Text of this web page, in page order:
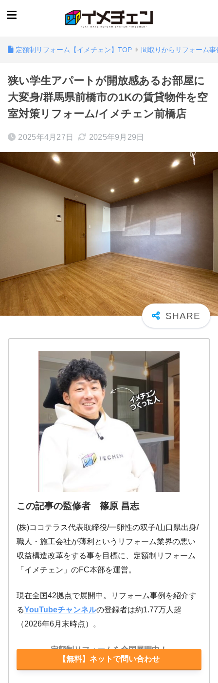
定額制リフォーム【イメチェン】TOP 間取りからリフォーム事
狭い学生アパートが開放感あるお部屋に
大変身/群馬県前橋市の1Kの賃貸物件を空
室対策リフォーム/イメチェン前橋店
2025年4月27日 2025年9月29日
この記事の監修者 篠原 昌志
(株)ココテラス代表取締役/一卵性の双子/山口県出身/
職人・施工会社が薄利というリフォーム業界の悪い
収益構造改革をする事を目標に、定額制リフォーム
「イメチェン」のFC本部を運営。
現在全国42拠点で展開中。リフォーム事例を紹介す
るYouTubeチャンネルの登録者は約1.77万人超
（2026年6月末時点）。
定額制リフォームを全国展開中！
【無料】ネットで問い合わせ